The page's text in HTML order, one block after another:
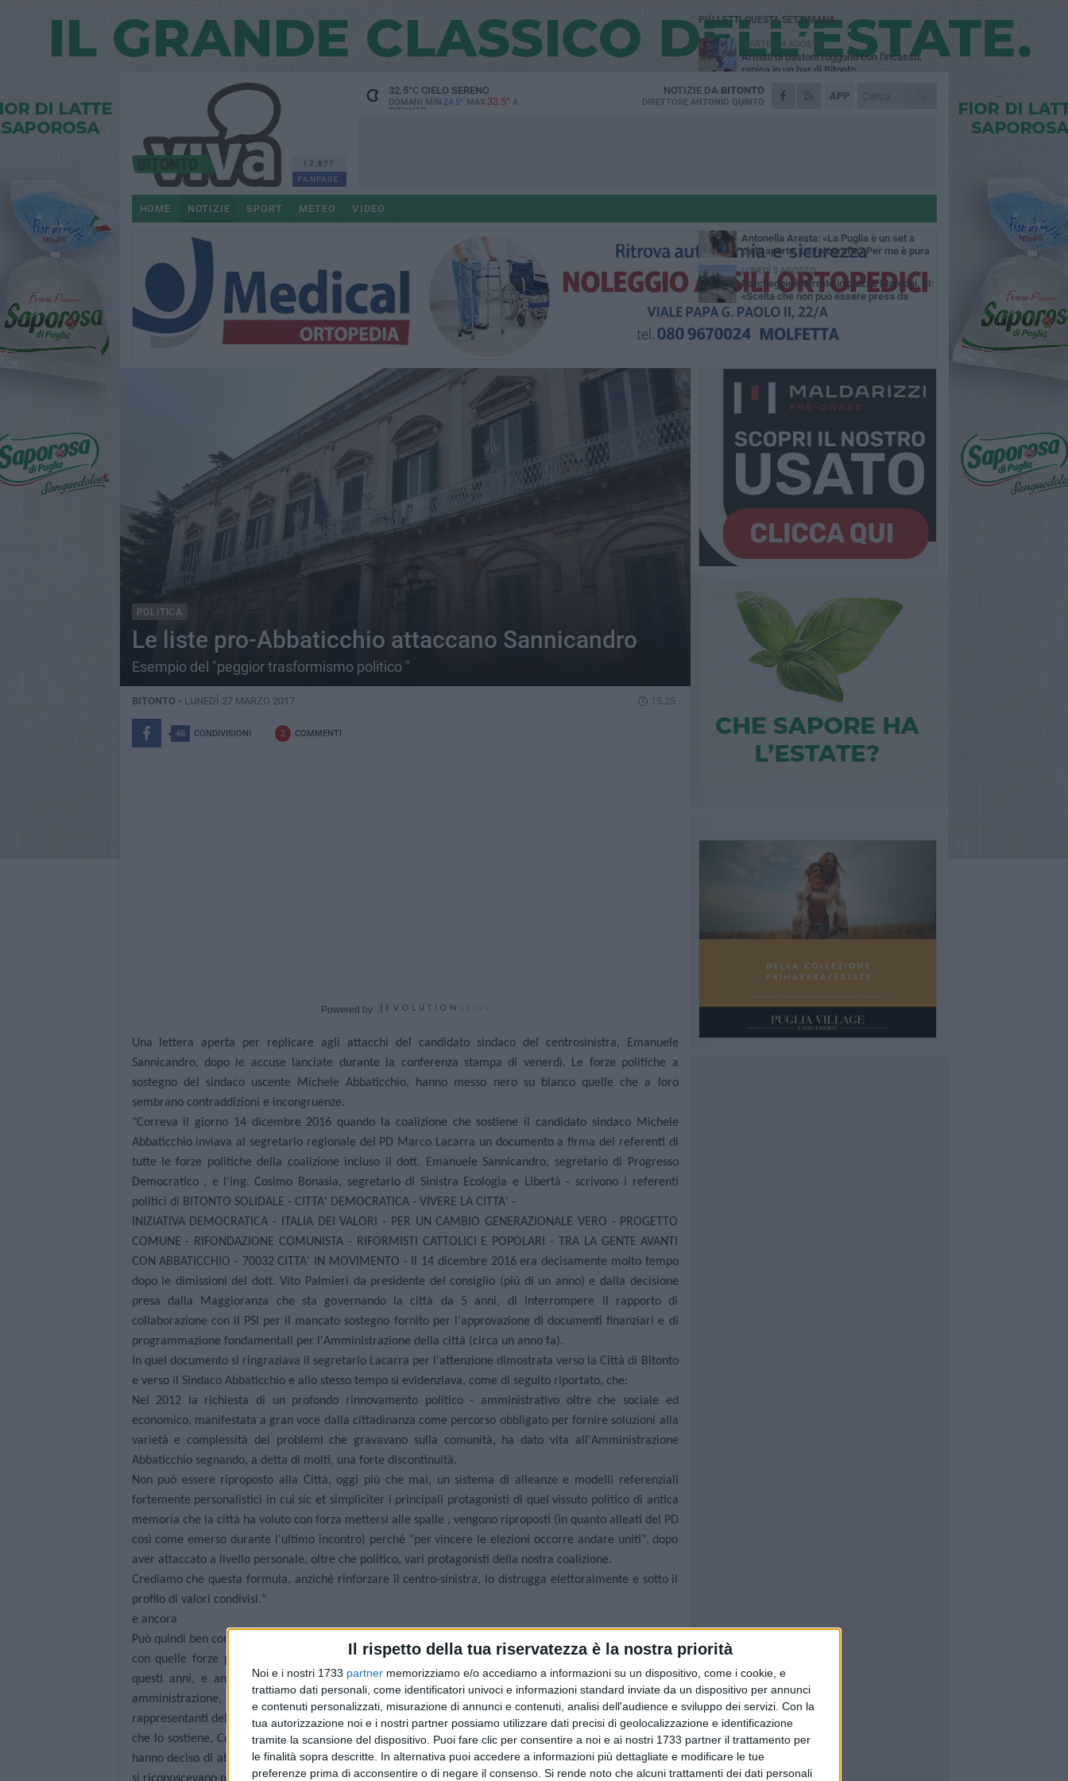
Il rispetto della tua riservatezza è la nostra priorità
Noi e i nostri 1733 partner memorizziamo e/o accediamo a informazioni su un dispositivo, come i cookie, e
trattiamo dati personali, come identificatori univoci e informazioni standard inviate da un dispositivo per annunci
e contenuti personalizzati, misurazione di annunci e contenuti, analisi dell'audience e sviluppo dei servizi. Con la
tua autorizzazione noi e i nostri partner possiamo utilizzare dati precisi di geolocalizzazione e identificazione
tramite la scansione del dispositivo. Puoi fare clic per consentire a noi e ai nostri 1733 partner il trattamento per
le finalità sopra descritte. In alternativa puoi accedere a informazioni più dettagliate e modificare le tue
preferenze prima di acconsentire o di negare il consenso. Si rende noto che alcuni trattamenti dei dati personali
17.877
FANPAGE
32.5°CCIELO SERENO
DOMANI MIN 24.5° MAX 33.5° A
BITONTO
APP
NOTIZIE DA BITONTO
DIRETTORE ANTONIO QUINTO
HOME NOTIZIE SPORT METEO VIDEO
POLITICA
Le liste pro-Abbaticchio attaccano Sannicandro
Esempio del "peggior trasformismo politico "
BITONTO - LUNEDÌ 27 MARZO 2017 15.25
48 CONDIVISIONI 2 COMMENTI
Powered by
Una lettera aperta per replicare agli attacchi del candidato sindaco del centrosinistra,
Emanuele
Sannicandro, dopo le accuse lanciate durante la conferenza stampa di venerdì. Le forze politiche a
sostegno del sindaco uscente Michele Abbaticchio, hanno messo nero su bianco quelle che a loro
sembrano contraddizioni e incongruenze.
"Correva il giorno 14 dicembre 2016 quando la coalizione che sostiene il candidato sindaco Michele
Abbaticchio inviava al segretario regionale del PD Marco Lacarra un documento a firma dei referenti di
tutte le forze politiche della coalizione incluso il dott. Emanuele Sannicandro, segretario di Progresso
Democratico , e l'ing. Cosimo Bonasia, segretario di Sinistra Ecologia e Libertà - scrivono i referenti
politici di BITONTO SOLIDALE - CITTA' DEMOCRATICA - VIVERE LA CITTA' -
INIZIATIVA DEMOCRATICA - ITALIA DEI VALORI - PER UN CAMBIO GENERAZIONALE VERO - PROGETTO
COMUNE - RIFONDAZIONE COMUNISTA - RIFORMISTI CATTOLICI E POPOLARI - TRA LA GENTE AVANTI
CON ABBATICCHIO - 70032 CITTA' IN MOVIMENTO - Il 14 dicembre 2016 era decisamente molto tempo
dopo le dimissioni del dott.Vito Palmieri da presidente del consiglio (più di un anno) e dalla decisione
presa dalla Maggioranza che sta governando la città da 5 anni, di interrompere il rapporto di
collaborazione con il PSI per il mancato sostegno fornito per l'approvazione di documenti finanziari e di
programmazione fondamentali per l'Amministrazione della città (circa un anno fa).
In quel documento si ringraziava il segretario Lacarra per l'attenzione dimostrata verso la Città di Bitonto
e verso il Sindaco Abbaticchio e allo stesso tempo si evidenziava, come di seguito riportato, che:
Nel 2012 la richiesta di un profondo rinnovamento politico - amministrativo oltre che sociale ed
economico, manifestata a gran voce dalla cittadinanza come percorso obbligato per fornire soluzioni alla
varietà e complessità dei problemi che gravavano sulla comunità, ha dato vita all'Amministrazione
Abbaticchio segnando, a detta di molti, una forte discontinuità.
Non può essere riproposto alla Città, oggi più che mai, un sistema di alleanze e modelli referenziali
fortemente personalistici in cui sic et simpliciter i principali protagonisti di quel vissuto politico di antica
memoria che la città ha voluto con forza mettersi alle spalle , vengono riproposti (in quanto alleati del PD
così come emerso durante l'ultimo incontro) perché "per vincere le elezioni occorre andare uniti", dopo
aver attaccato a livello personale, oltre che politico, vari protagonisti della nostra coalizione.
Crediamo che questa formula, anziché rinforzare il centro-sinistra, lo distrugga elettoralmente e sotto il
profilo di valori condivisi."
e ancora
Può quindi ben comprendere quanto sia poco credibile raggiungere oggi una sintesi politica e progettuale
con quelle forze politiche i cui referenti istituzionali e non hanno continuamente manifestato in tutti
questi anni, e ancora nelle ultime settimane/giorni, un profondo disprezzo per l'operato di questa
amministrazione, arrivando ad infangare con accuse ed esposti calunniosi i funzionari comunali, i
rappresentanti della giunta e lo stesso sindaco Michele Abbaticchio, unitamente alla compagine politica
che lo sostiene. Così come poco credibile risulta essere anche una sintesi con quelle forze politiche che
hanno deciso di abbandonare l'attuale progetto amministrativo e la maggioranza di governo perché non
PIÙ LETTI QUESTA SETTIMANA
MARTEDÌ 4 AGOSTO
Armati di bastoni fuggono con l'incasso,
rapina in un bar di Bitonto
VENERDÌ 31 LUGLIO
Furti d'auto, scoperta la banda tra Bitonto e
Fratelli d'Italia Bitonto: «Vicinanza alla
LUNEDÌ 3 AGOSTO
Antonella Aresta: «La Puglia è un set a
cielo aperto. La fotografia? Per me è pura
poesia»
LUNEDÌ 3 AGOSTO
Parcheggio interrato in piazza Marconi, SI:
«Scelta che non può essere presa da
pochi»